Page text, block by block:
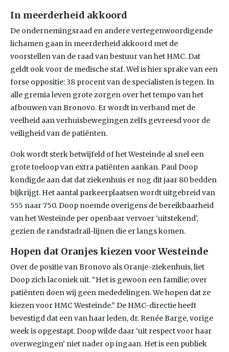
In meerderheid akkoord
De ondernemingsraad en andere vertegenwoordigende
lichamen gaan in meerderheid akkoord met de
voorstellen van de raad van bestuur van het HMC. Dat
geldt ook voor de medische staf. Wel is hier sprake van een
forse oppositie: 38 procent van de specialisten is tegen. In
alle gremia leven grote zorgen over het tempo van het
afbouwen van Bronovo. Er wordt in verband met de
veelheid aan verhuisbewegingen zelfs gevreesd voor de
veiligheid van de patiënten.
Ook wordt sterk betwijfeld of het Westeinde al snel een
grote toeloop van extra patiënten aankan. Paul Doop
kondigde aan dat dat ziekenhuis er nog dit jaar 80 bedden
bijkrijgt. Het aantal parkeerplaatsen wordt uitgebreid van
555 naar 750. Doop noemde overigens de bereikbaarheid
van het Westeinde per openbaar vervoer ‘uitstekend’,
gezien de randstadrail-lijnen die er langs komen.
Hopen dat Oranjes kiezen voor Westeinde
Over de positie van Bronovo als Oranje-ziekenhuis, liet
Doop zich laconiek uit. “Het is gewoon een familie; over
patiënten doen wij geen mededelingen. We hopen dat ze
kiezen voor HMC Westeinde.” De HMC-directie heeft
bevestigd dat een van haar leden, dr. Renée Barge, vorige
week is opgestapt. Doop wilde daar ‘uit respect voor haar
overwegingen’ niet nader op ingaan. Het is een publiek